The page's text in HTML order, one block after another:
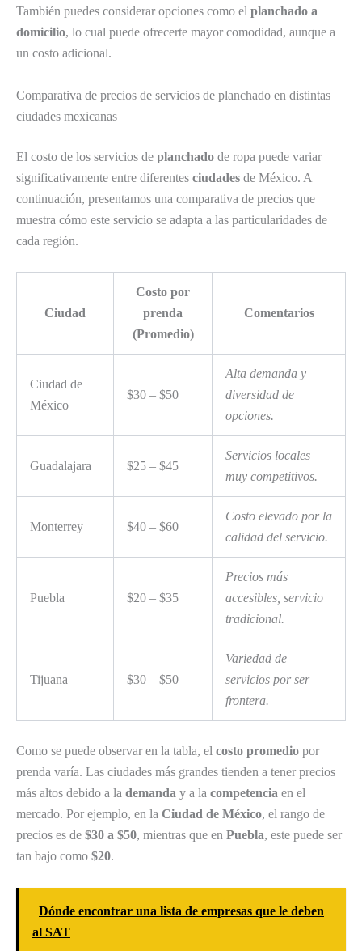
También puedes considerar opciones como el planchado a
domicilio, lo cual puede ofrecerte mayor comodidad, aunque a
un costo adicional.
Comparativa de precios de servicios de planchado en distintas
ciudades mexicanas
El costo de los servicios de planchado de ropa puede variar
significativamente entre diferentes ciudades de México. A
continuación, presentamos una comparativa de precios que
muestra cómo este servicio se adapta a las particularidades de
cada región.
Ciudad
Costo por
prenda
(Promedio)
Comentarios
Ciudad de
México
$30 – $50
Alta demanda y
diversidad de
opciones.
Guadalajara $25 – $45
Servicios locales
muy competitivos.
Monterrey $40 – $60
Costo elevado por la
calidad del servicio.
Puebla $20 – $35
Precios más
accesibles, servicio
tradicional.
Tijuana $30 – $50
Variedad de
servicios por ser
frontera.
Como se puede observar en la tabla, el costo promedio por
prenda varía. Las ciudades más grandes tienden a tener precios
más altos debido a la demanda y a la competencia en el
mercado. Por ejemplo, en la Ciudad de México, el rango de
precios es de $30 a $50, mientras que en Puebla, este puede ser
tan bajo como $20.
Dónde encontrar una lista de empresas que le deben
al SAT